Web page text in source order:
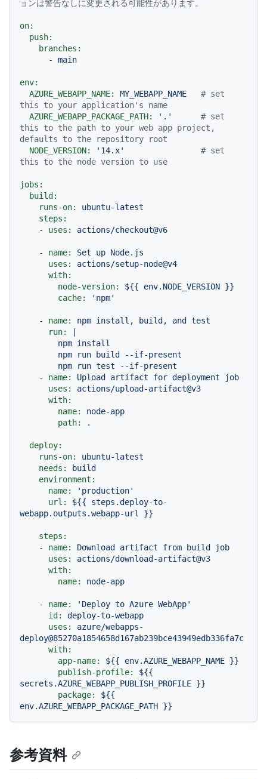
ョンは警告なしに変更される可能性があります。
on:
push:
branches:
-
main
env:
AZURE_WEBAPP_NAME:
MY_WEBAPP_NAME
# set
this to your application's name
AZURE_WEBAPP_PACKAGE_PATH:
'.'
# set
this to the path to your web app project,
defaults to the repository root
NODE_VERSION:
'14.x'
# set
this to the node version to use
jobs:
build:
runs-on:
ubuntu-latest
steps:
-
uses: actions/checkout@v6
- name: Set up Node.js
uses:
actions/setup-node@v4
with:
node-version:
${{ env.NODE_VERSION }}
cache:
'npm'
- name: npm install, build, and
test
run:
-
name: Upload artifact for deployment
job
uses:
actions/upload-artifact@v3
with:
name:
node-app
path:
.
deploy:
runs-on:
ubuntu-latest
needs:
build
environment:
name:
'production'
url:
${{
steps.deploy-to-
webapp.outputs.webapp-url
}}
steps:
-
name: Download artifact from build
job
uses:
actions/download-artifact@v3
with:
name:
node-app
- name:
'Deploy to Azure WebApp'
id:
deploy-to-webapp
uses:
azure/webapps-
deploy@85270a1854658d167ab239bce43949edb336fa7c
with:
app-name:
${{ env.AZURE_WEBAPP_NAME }}
publish-profile:
${{
secrets.AZURE_WEBAPP_PUBLISH_PROFILE }}
package:
${{
env.AZURE_WEBAPP_PACKAGE_PATH }}
参考資料